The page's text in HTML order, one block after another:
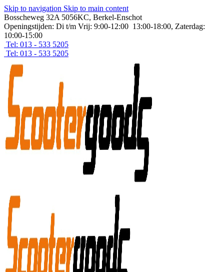
Skip to navigation Skip to main content
Bosscheweg 32A 5056KC, Berkel-Enschot
Openingstijden: Di t/m Vrij: 9:00-12:00 13:00-18:00, Zaterdag:
10:00-15:00
Tel: 013 - 533 5205
Tel: 013 - 533 5205